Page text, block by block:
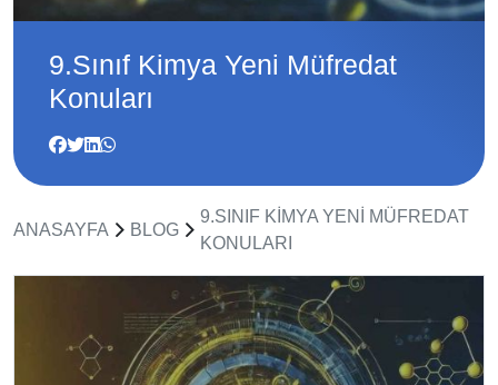
9.Sınıf Kimya Yeni Müfredat
Konuları
ANASAYFA BLOG
9.SINIF KIMYA YENI MÜFREDAT
KONULARI